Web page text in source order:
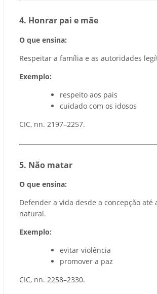
4️. Honrar pai e mãe
O que ensina:
Respeitar a família e as autoridades
Exemplo:
respeito aos pais
cuidado com os idosos
CIC, nn. 2197–2257.
5️. Não matar
O que ensina:
Defender a vida desde a concepção até
natural.
Exemplo:
evitar violência
promover a paz
CIC, nn. 2258–2330.